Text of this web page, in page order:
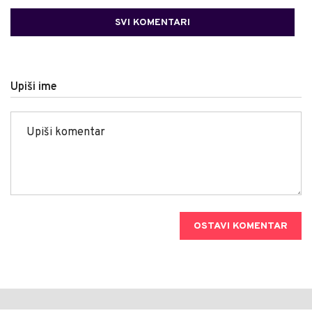
SVI KOMENTARI
Upiši ime
OSTAVI KOMENTAR